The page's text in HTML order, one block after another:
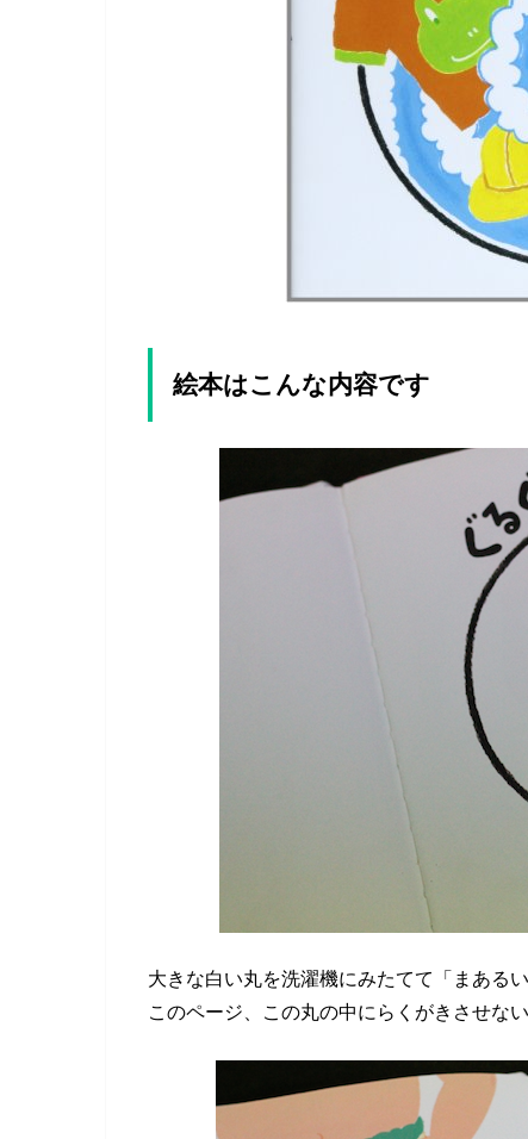
絵本はこんな内容です
大きな白い丸を洗濯機にみたてて「まある
このページ、この丸の中にらくがきさせな